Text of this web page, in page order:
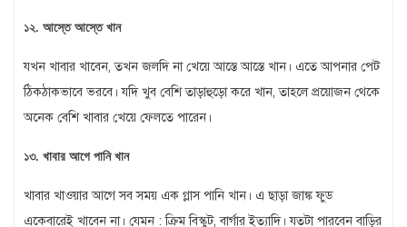
১২. আস্তে আস্তে খান
যখন খাবার খাবেন, তখন জলদি না খেয়ে আস্তে আস্তে খান। এতে আপনার পেট
ঠিকঠাকভাবে ভরবে। যদি খুব বেশি তাড়াহুড়ো করে খান, তাহলে প্রয়োজন থেকে
অনেক বেশি খাবার খেয়ে ফেলতে পারেন।
১৩. খাবার আগে পানি খান
খাবার খাওয়ার আগে সব সময় এক গ্লাস পানি খান। এ ছাড়া জাঙ্ক ফুড
একেবারেই খাবেন না। যেমন : ক্রিম বিস্কুট, বার্গার ইত্যাদি। যতটা পারবেন বাড়ির